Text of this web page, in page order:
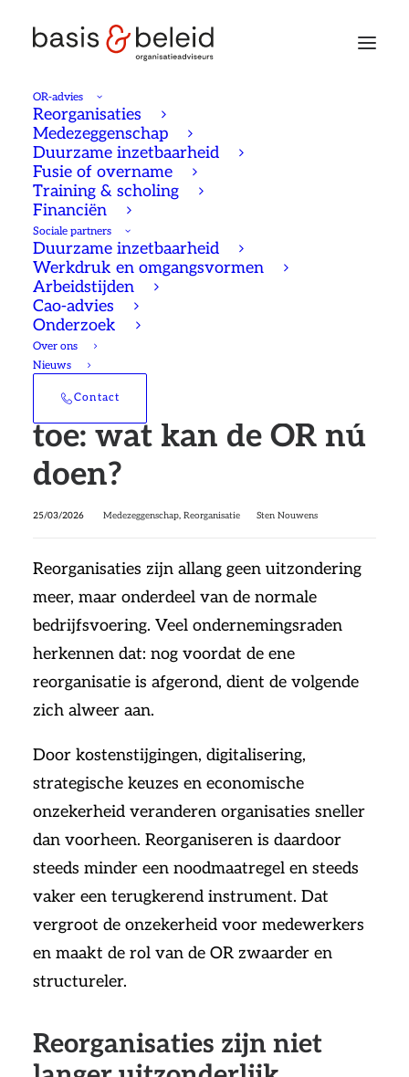
OR-advies
Reorganisaties
Medezeggenschap
Duurzame inzetbaarheid
Fusie of overname
Training & scholing
Financiën
Sociale partners
Duurzame inzetbaarheid
Werkdruk en omgangsvormen
Arbeidstijden
Cao-advies
Onderzoek
Over ons
Nieuws
Contact
Reorganisaties nemen
toe: wat kan de OR nú
doen?
25/03/2026 Medezeggenschap, Reorganisatie Sten Nouwens
Reorganisaties zijn allang geen uitzondering
meer, maar onderdeel van de normale
bedrijfsvoering. Veel ondernemingsraden
herkennen dat: nog voordat de ene
reorganisatie is afgerond, dient de volgende
zich alweer aan.
Door kostenstijgingen, digitalisering,
strategische keuzes en economische
onzekerheid veranderen organisaties sneller
dan voorheen. Reorganiseren is daardoor
steeds minder een noodmaatregel en steeds
vaker een terugkerend instrument. Dat
vergroot de onzekerheid voor medewerkers
en maakt de rol van de OR zwaarder en
structureler.
Reorganisaties zijn niet